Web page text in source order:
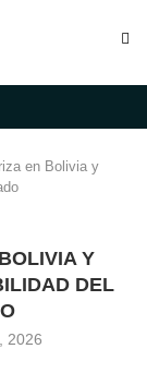
en Bolivia y
Y
DEL
2026